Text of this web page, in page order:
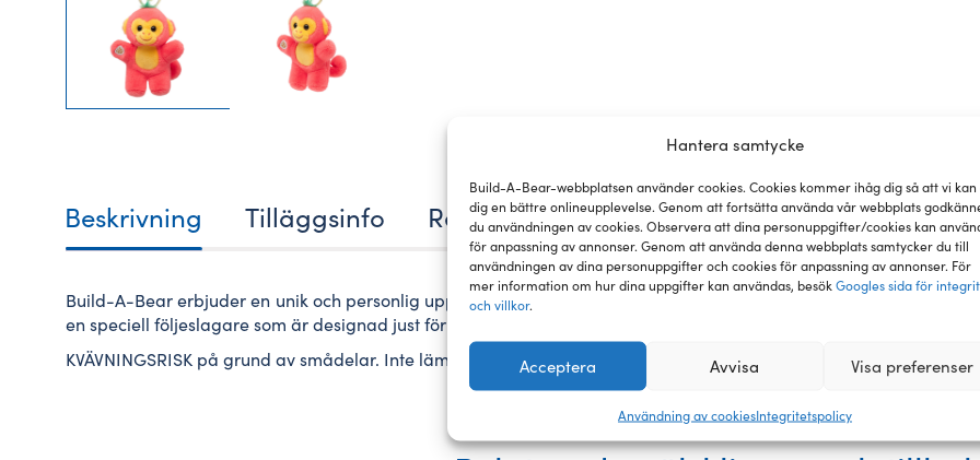
Hantera samtycke
Build-A-Bear-webbplatsen använder cookies. Cookies kommer ihåg dig så att vi kan
dig en bättre onlineupplevelse. Genom att fortsätta använda vår webbplats
du användningen av cookies. Observera att dina personuppgifter/cookies kan
för anpassning av annonser. Genom att använda denna webbplats samtycker du till
användningen av dina personuppgifter och cookies för anpassning av annonser. För
mer information om hur dina uppgifter kan användas, besök Googles sida för
och villkor.
Acceptera Avvisa Visa preferenser
Användning av cookiesIntegritetspolicy
Beskrivning Tilläggsinfo Recensioner
Build-A-Bear erbjuder en unik och personlig upplevelse där du kan skapa din egen fluffiga vän. Med ett brett
en speciell följeslagare som är designad just för dig.
KVÄVNINGSRISK på grund av smådelar. Inte lämplig för barn under 3 år.